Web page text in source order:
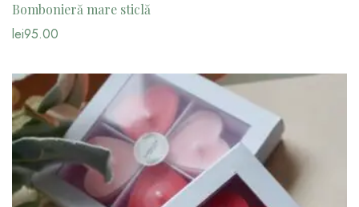
Bombonieră mare sticlă
lei95.00